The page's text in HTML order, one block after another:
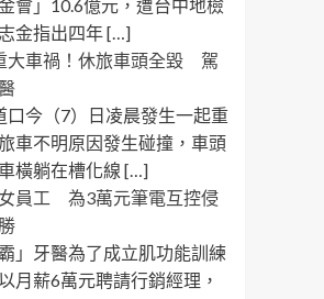
會」10.6億元，遭台中地檢
金指出四年 […]
大車禍！休旅車頭全毀 駕
口今（7）日凌晨發生一起重
車不明原因發生碰撞，車頭
橫躺在槽化線 […]
員工 為3萬元筆電互控侵
」牙醫為了成立肌功能訓練
月薪6萬元聘請行銷經理，